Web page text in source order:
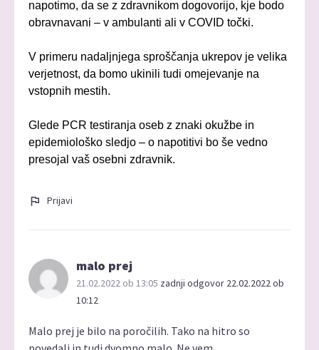
napotimo, da se z zdravnikom dogovorijo, kje bodo
obravnavani – v ambulanti ali v COVID točki.
V primeru nadaljnjega sproščanja ukrepov je velika
verjetnost, da bomo ukinili tudi omejevanje na
vstopnih mestih.
Glede PCR testiranja oseb z znaki okužbe in
epidemiološko sledjo – o napotitivi bo še vedno
presojal vaš osebni zdravnik.
Prijavi
malo prej
21.02.2022 ob 13:05 zadnji odgovor 22.02.2022 ob
10:12
Malo prej je bilo na poročilih. Tako na hitro so